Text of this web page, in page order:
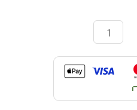
RAIS
Nexo
mängd